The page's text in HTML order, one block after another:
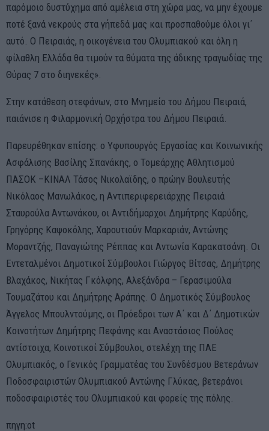
παρόμοιο δυστύχημα από αμέλεια στη χώρα μας, να μην έχουμε
ποτέ ξανά νεκρούς στα γήπεδά μας και προσπαθούμε όλοι γι΄
αυτό. Ο Πειραιάς, η οικογένεια του Ολυμπιακού και όλη η
φίλαθλη Ελλάδα θα τιμούν τα θύματα της άδικης τραγωδίας της
Θύρας 7 στο διηνεκές».
Στην κατάθεση στεφάνων, στο Μνημείο του Δήμου Πειραιά,
παιάνισε η Φιλαρμονική Ορχήστρα του Δήμου Πειραιά.
Παρευρέθηκαν επίσης: ο Υφυπουργός Εργασίας και Κοινωνικής
Ασφάλισης Βασίλης Σπανάκης, ο Τομεάρχης Αθλητισμού
ΠΑΣΟΚ –ΚΙΝΑΛ Τάσος Νικολαϊδης, ο πρώην Βουλευτής
Νικόλαος Μανωλάκος, η Αντιπεριφερειάρχης Πειραιά
Σταυρούλα Αντωνάκου, οι Αντιδήμαρχοι Δημήτρης Καρύδης,
Γρηγόρης Καψοκόλης, Χαρουτιούν Μαρκαριάν, Αντώνης
Μοραντζής, Παναγιώτης Ρέππας και Αντωνία Καρακατσάνη. Οι
Εντεταλμένοι Δημοτικοί Σύμβουλοι Γιώργος Βίτσας, Δημήτρης
Βλαχάκος, Νικήτας Γκόλφης, Αλεξάνδρα – Γερασιμούλα
Τουμαζάτου και Δημήτρης Αράπης. Ο Δημοτικός Σύμβουλος
Άγγελος Μπουλντούμης, οι Πρόεδροι των Α΄ και Δ΄ Δημοτικών
Κοινοτήτων Δημήτρης Πεφάνης και Αναστάσιος Πούλος
αντίστοιχα, Κοινοτικοί Σύμβουλοι, στελέχη της ΠΑΕ
Ολυμπιακός, ο Γενικός Γραμματέας του Συνδέσμου Βετεράνων
Ποδοσφαιριστών Ολυμπιακού Αντώνης Γλύκας, βετεράνοι
ποδοσφαιριστές του Ολυμπιακού και φορείς της πόλης.
πηγη:ot